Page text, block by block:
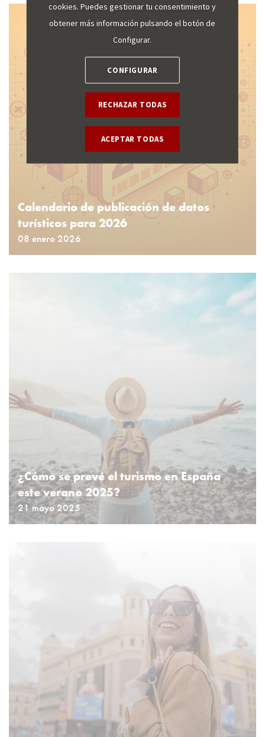
Calendario de publicación de datos
turísticos para 2026
08 enero 2026
¿Cómo se prevé el turismo en España
este verano 2025?
21 mayo 2025
cookies. Puedes gestionar tu consentimiento y
obtener más información pulsando el botón de
Configurar.
CONFIGURAR
RECHAZAR TODAS
ACEPTAR TODAS